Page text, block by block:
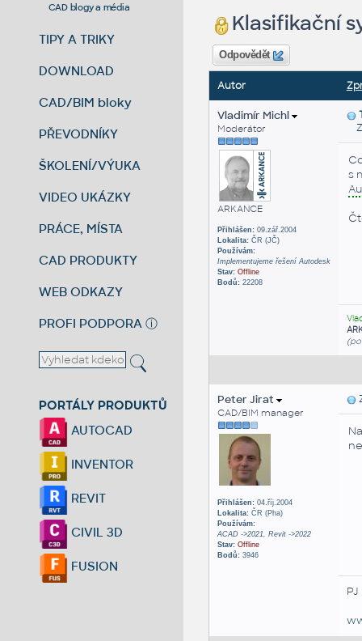
CAD blogy a média
TIPY A TRIKY
DOWNLOAD
CAD/BIM bloky
PŘEVODNÍKY
ŠKOLENÍ/VÝUKA
VIDEO UKÁZKY
PRÁCE, MÍSTA
CAD PRODUKTY
WEB ODKAZY
PROFI PODPORA ⓘ
PORTÁLY PRODUKTŮ
AUTOCAD
INVENTOR
REVIT
CIVIL 3D
FUSION
Klasifikační
Odpovědět
Autor
Vladimír Michl
Moderátor
ARKANCE
Přihlášen:09.zář.2004
Lokalita:ČR (JČ)
Používám:
Implementujeme řešení Autodesk
Stav: Offline
Bodů:22208
s
Peter Jirat
CAD/BIM manager
Přihlášen:04.říj.2004
Lokalita:ČR (Pha)
Používám:
ACAD ->2021, Revit ->2022
Stav: Offline
Bodů:3946
PJ